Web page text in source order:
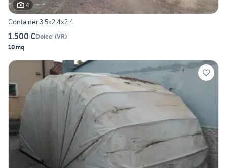
4
Container 3.5x2.4x2.4
1.500 €Dolce' (VR)
10 mq